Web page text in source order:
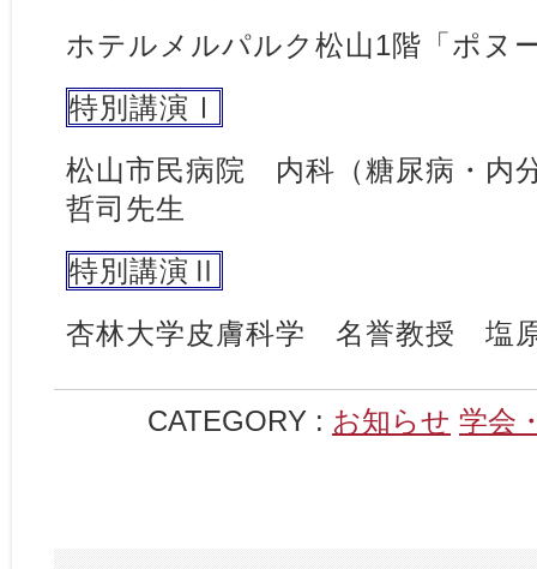
ホテルメルパルク松山1階「ポヌ
特別講演Ⅰ
松山市民病院 内科（糖尿病・
哲司先生
特別講演Ⅱ
杏林大学皮膚科学 名誉教授 塩
CATEGORY : お知らせ 学会